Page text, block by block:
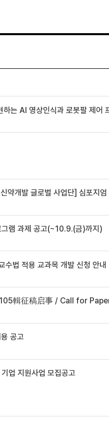
상인식과 로봇팔 제어 프로그램 신
글로벌 사업단] 심포지엄 8월 24일
램 과제 공고(~10.9.(금)까지)
법 적용 교과목 개발 신청 안내
for Papers : The Oriental Studies, the
공고
업 지원사업 모집공고